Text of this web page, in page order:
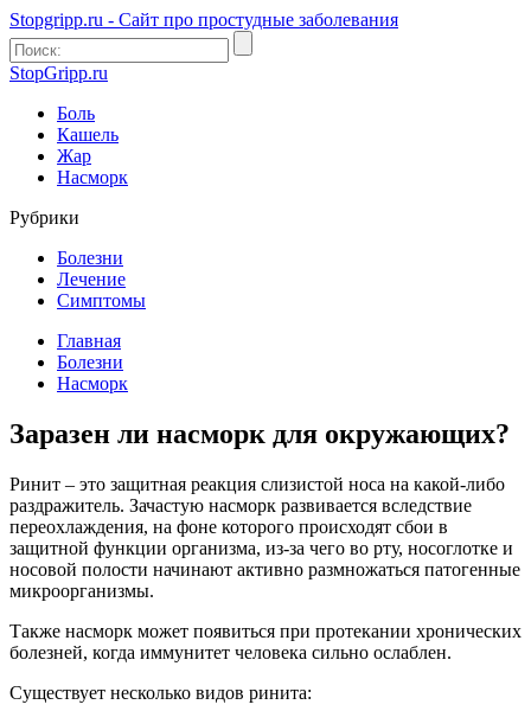
Stopgripp.ru - Cайт про простудные заболевания
StopGripp.ru
Боль
Кашель
Жар
Насморк
Рубрики
Болезни
Лечение
Симптомы
Главная
Болезни
Насморк
Заразен ли насморк для окружающих?
Ринит – это защитная реакция слизистой носа на какой-либо
раздражитель. Зачастую насморк развивается вследствие
переохлаждения, на фоне которого происходят сбои в
защитной функции организма, из-за чего во рту, носоглотке и
носовой полости начинают активно размножаться патогенные
микроорганизмы.
Также насморк может появиться при протекании хронических
болезней, когда иммунитет человека сильно ослаблен.
Существует несколько видов ринита: